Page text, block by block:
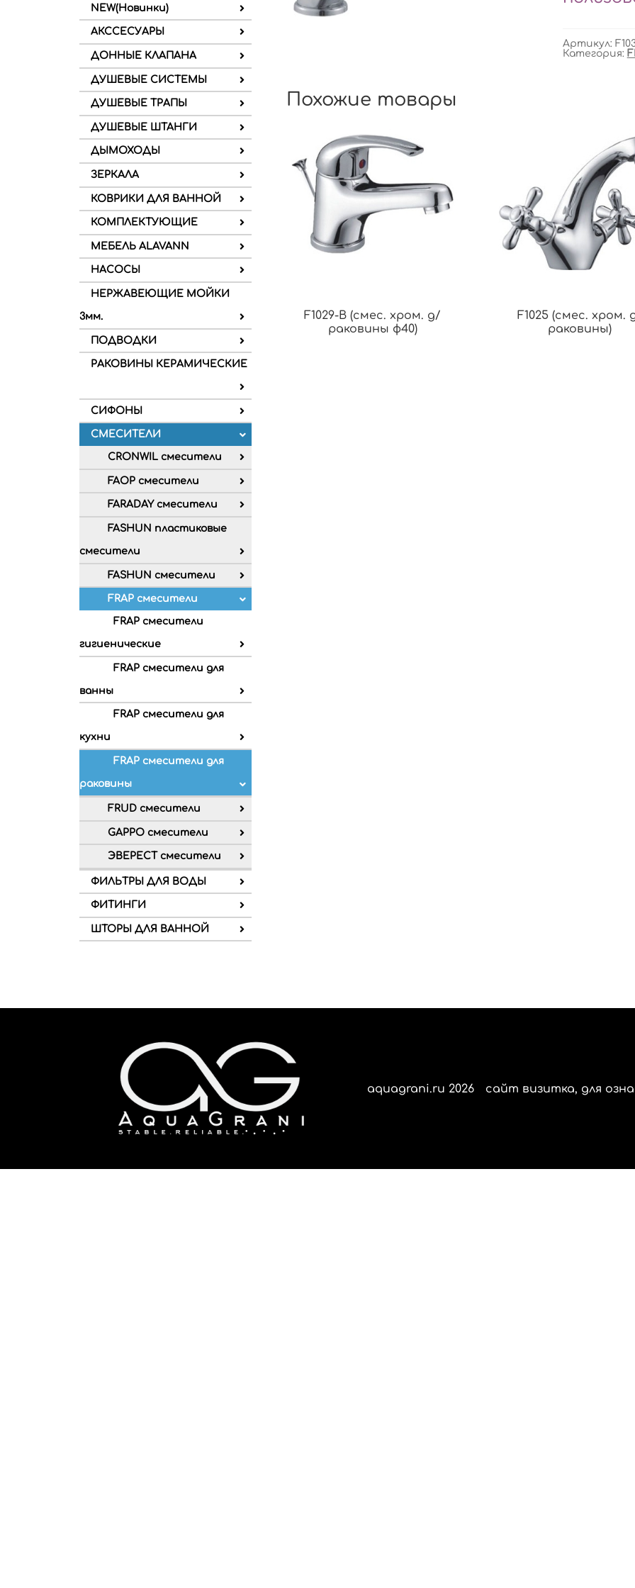
NEW(Новинки)
АКССЕСУАРЫ
ДОННЫЕ КЛАПАНА
ДУШЕВЫЕ СИСТЕМЫ
ДУШЕВЫЕ ТРАПЫ
ДУШЕВЫЕ ШТАНГИ
ДЫМОХОДЫ
ЗЕРКАЛА
КОВРИКИ ДЛЯ ВАННОЙ
КОМПЛЕКТУЮЩИЕ
МЕБЕЛЬ ALAVANN
НАСОСЫ
НЕРЖАВЕЮЩИЕ МОЙКИ
3мм.
ПОДВОДКИ
РАКОВИНЫ КЕРАМИЧЕСКИЕ
СИФОНЫ
СМЕСИТЕЛИ
CRONWIL смесители
FAOP смесители
FARADAY смесители
FASHUN пластиковые
смесители
FASHUN смесители
FRAP смесители
FRAP смесители
гигиенические
FRAP смесители для
ванны
FRAP смесители для
кухни
FRAP смесители для
раковины
FRUD смесители
GAPPO смесители
ЭВЕРЕСТ смесители
ФИЛЬТРЫ ДЛЯ ВОДЫ
ФИТИНГИ
ШТОРЫ ДЛЯ ВАННОЙ
Артикул:
Категория:
Похожие товары
F1029-B (смес. хром. д/
раковины ф40)
F1025 (смес. хром.
раковины)
aquagrani.ru 2026 сайт визитка, для